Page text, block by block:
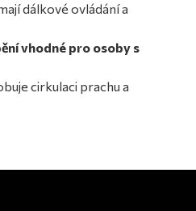
dálkové ovládání a
vhodné pro osoby s
cirkulaci prachu a